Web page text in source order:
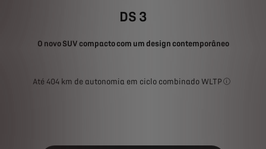
DS 3
O novo SUV compacto com um design contemporâneo
Até 404 km de autonomia em ciclo combinado WLTP